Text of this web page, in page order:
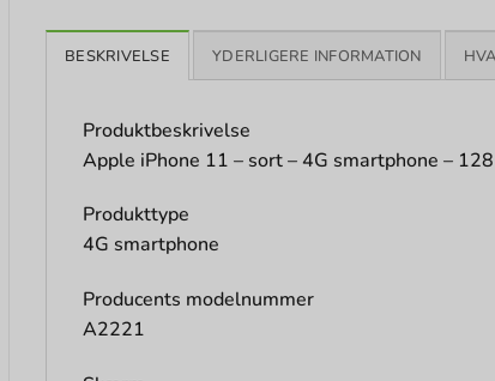
BESKRIVELSE YDERLIGERE INFORMATION
Produktbeskrivelse
Apple iPhone 11 – sort – 4G smartphone –
Produkttype
4G smartphone
Producents modelnummer
A2221